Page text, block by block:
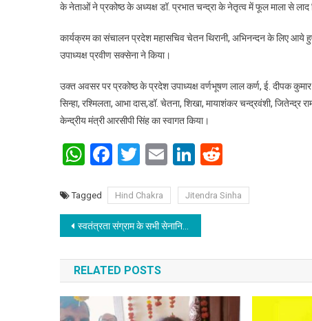
के नेताओं ने प्रकोष्ठ के अध्यक्ष डॉ. प्रभात चन्द्रा के नेतृत्व में फूल माला से
कार्यक्रम का संचालन प्रदेश महासचिव चेतन थिरानी, अभिनन्दन के लिए आये हुए
उपाध्यक्ष प्रवीण सक्सेना ने किया।
उक्त अवसर पर प्रकोष्ठ के प्रदेश उपाध्यक्ष वर्णभूषण लाल कर्ण, ई. दीपक
सिन्हा, रश्मिलता, आभा दास,डॉ. चेतना, शिखा, मायाशंकर चन्द्रवंशी, जितेन्द्र
केन्द्रीय मंत्री आरसीपी सिंह का स्वागत किया।
WhatsApp
Facebook
Twitter
EmailLinkedIn
Tagged Hind Chakra Jitendra Sinha
Post navigation
स्वतंत्रता संग्राम के सभी सेनानियों को नमन – डा. नम्रता आनंद
RELATED POSTS